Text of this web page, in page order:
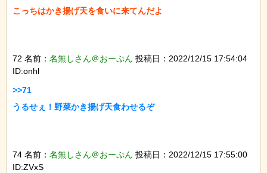
こっちはかき揚げ天を食いに来てんだよ
72 名前： 名無しさん＠おーぷん 投稿日：2022/12/15 17:54:04
ID:onhl
>>71
うるせぇ！野菜かき揚げ天食わせるぞ
74 名前： 名無しさん＠おーぷん 投稿日：2022/12/15 17:55:00
ID:ZVxS